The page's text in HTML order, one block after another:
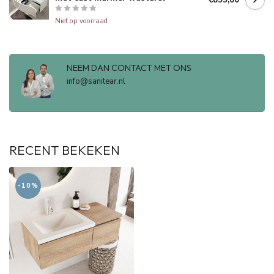
Niet op voorraad
NEEM DAN CONTACT MET ONS
info@sanitear.nl
RECENT BEKEKEN
-10%